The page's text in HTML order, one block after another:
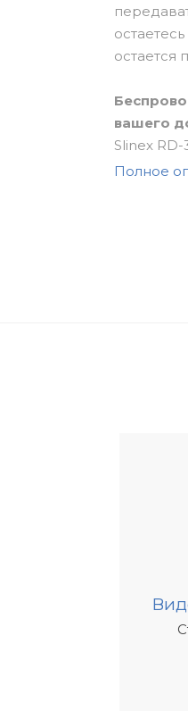
остается
вашего
Slinex
любого
Широкий
Где
Этот
на даче
Полное